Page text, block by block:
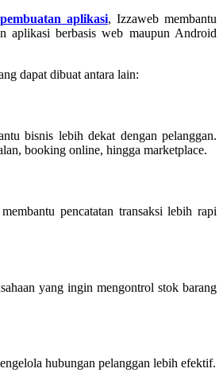
aplikasi, Izzaweb membantu
aplikasi berbasis web maupun Android
dapat dibuat antara lain:
bisnis lebih dekat dengan pelanggan.
booking online, hingga marketplace.
pencatatan transaksi lebih rapi
yang ingin mengontrol stok barang
hubungan pelanggan lebih efektif.